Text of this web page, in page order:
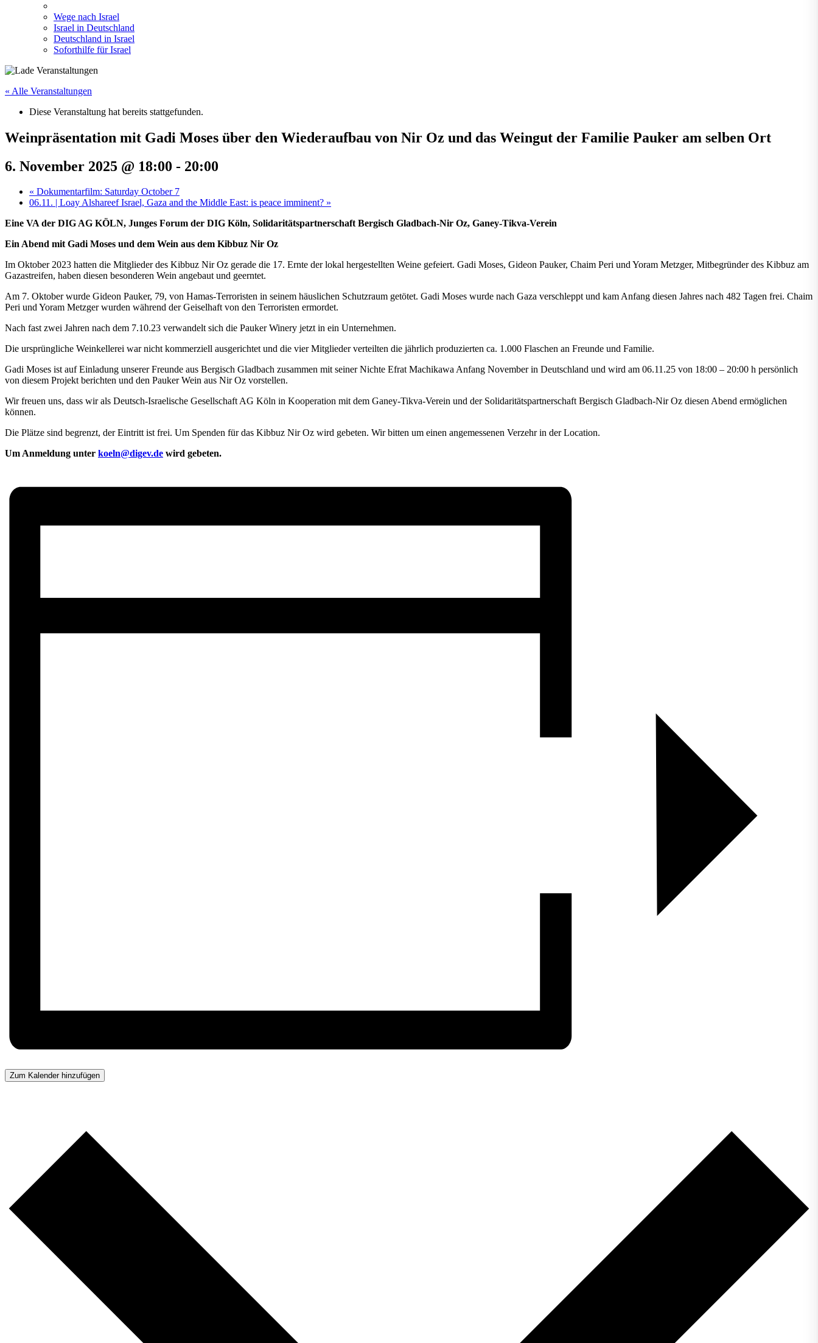
Wege nach Israel
Israel in Deutschland
Deutschland in Israel
Soforthilfe für Israel
« Alle Veranstaltungen
Diese Veranstaltung hat bereits stattgefunden.
Weinpräsentation mit Gadi Moses über den Wiederaufbau von Nir Oz und das Weingut der Familie Pauker am selben Ort
6. November 2025 @ 18:00 - 20:00
« Dokumentarfilm: Saturday October 7
06.11. | Loay Alshareef Israel, Gaza and the Middle East: is peace imminent? »
Eine VA der DIG AG KÖLN, Junges Forum der DIG Köln, Solidaritätspartnerschaft Bergisch Gladbach-Nir Oz, Ganey-Tikva-Verein
Ein Abend mit Gadi Moses und dem Wein aus dem Kibbuz Nir Oz
Im Oktober 2023 hatten die Mitglieder des Kibbuz Nir Oz gerade die 17. Ernte der lokal hergestellten Weine gefeiert. Gadi Moses, Gideon Pauker, Chaim Peri und Yoram Metzger, Mitbegründer des Kibbuz am
Gazastreifen, haben diesen besonderen Wein angebaut und geerntet.
Am 7. Oktober wurde Gideon Pauker, 79, von Hamas-Terroristen in seinem häuslichen Schutzraum getötet. Gadi Moses wurde nach Gaza verschleppt und kam Anfang diesen Jahres nach 482 Tagen frei. Chaim
Peri und Yoram Metzger wurden während der Geiselhaft von den Terroristen ermordet.
Nach fast zwei Jahren nach dem 7.10.23 verwandelt sich die Pauker Winery jetzt in ein Unternehmen.
Die ursprüngliche Weinkellerei war nicht kommerziell ausgerichtet und die vier Mitglieder verteilten die jährlich produzierten ca. 1.000 Flaschen an Freunde und Familie.
Gadi Moses ist auf Einladung unserer Freunde aus Bergisch Gladbach zusammen mit seiner Nichte Efrat Machikawa Anfang November in Deutschland und wird am 06.11.25 von 18:00 – 20:00 h persönlich
von diesem Projekt berichten und den Pauker Wein aus Nir Oz vorstellen.
Wir freuen uns, dass wir als Deutsch-Israelische Gesellschaft AG Köln in Kooperation mit dem Ganey-Tikva-Verein und der Solidaritätspartnerschaft Bergisch Gladbach-Nir Oz diesen Abend ermöglichen
können.
Die Plätze sind begrenzt, der Eintritt ist frei. Um Spenden für das Kibbuz Nir Oz wird gebeten. Wir bitten um einen angemessenen Verzehr in der Location.
Um Anmeldung unter koeln@digev.de wird gebeten.
Zum Kalender hinzufügen